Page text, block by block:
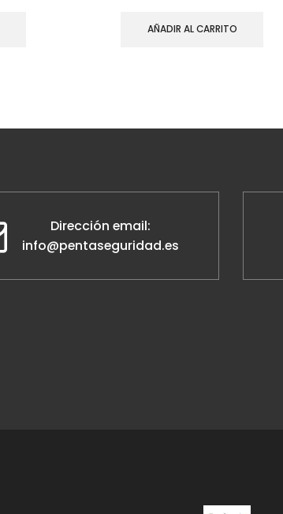
AÑADIR AL CARRITO
Dirección email:
info@pentaseguridad.es